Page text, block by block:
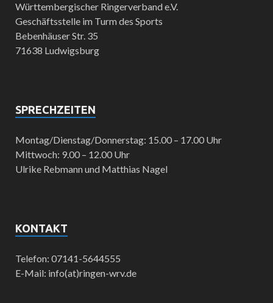
Württembergischer Ringerverband e.V.
Geschäftsstelle im Turm des Sports
Bebenhäuser Str. 35
71638 Ludwigsburg
SPRECHZEITEN
Montag/Dienstag/Donnerstag: 15.00 – 17.00 Uhr
Mittwoch: 9.00 – 12.00 Uhr
Ulrike Rebmann und Matthias Nagel
KONTAKT
Telefon: 07141-5644555
E-Mail: info(at)ringen-wrv.de